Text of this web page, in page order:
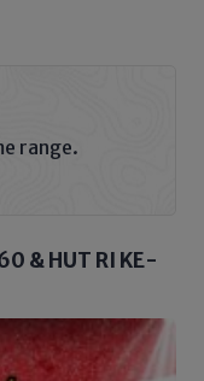
range.
& HUT RI KE-